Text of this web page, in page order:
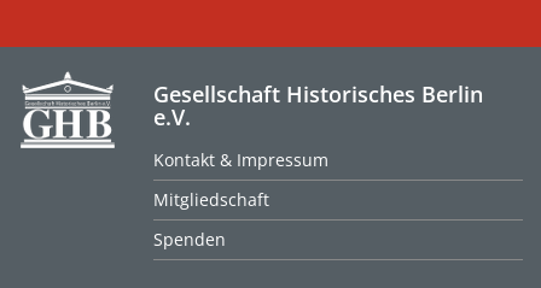
Gesellschaft Historisches Berlin
e.V.
Kontakt & Impressum
Mitgliedschaft
Spenden